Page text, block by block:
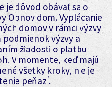
je dôvod obávať sa o
Obnov dom. Vyplácanie
domov v rámci výzvy
výzvy a
žiadosti o platbu
V momente, keď majú
všetky kroky, nie je
peňazí.